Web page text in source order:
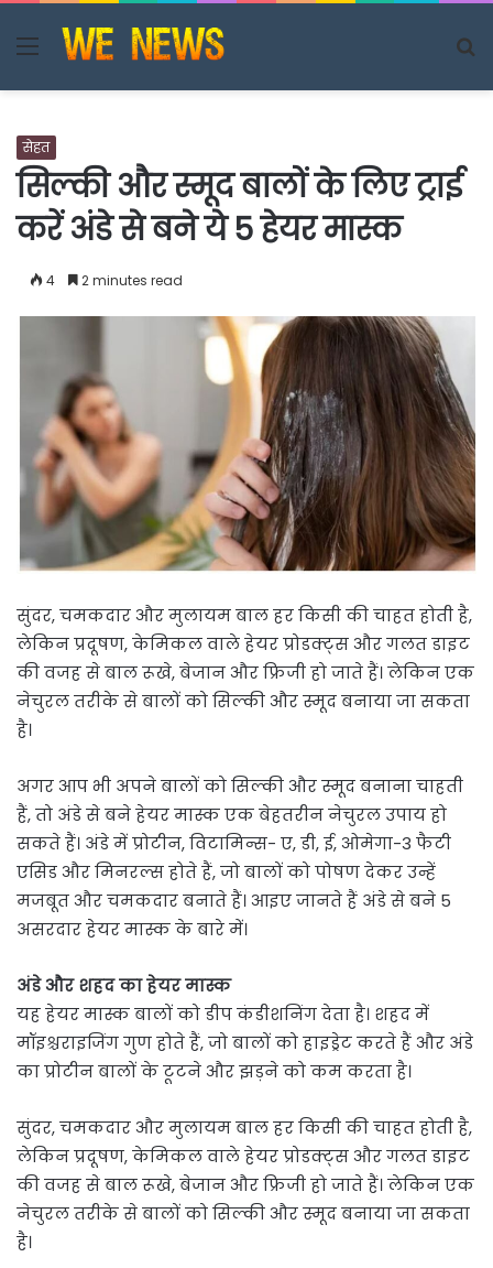
Menu
सेहत
सिल्की और स्मूद बालों के लिए ट्राई
करें अंडे से बने ये 5 हेयर मास्क
4 2 minutes read
सुंदर, चमकदार और मुलायम बाल हर किसी की चाहत होती है,
लेकिन प्रदूषण, केमिकल वाले हेयर प्रोडक्ट्स और गलत डाइट
की वजह से बाल रूखे, बेजान और फ्रिजी हो जाते हैं। लेकिन एक
नेचुरल तरीके से बालों को सिल्की और स्मूद बनाया जा सकता
है।
अगर आप भी अपने बालों को सिल्की और स्मूद बनाना चाहती
हैं, तो अंडे से बने हेयर मास्क एक बेहतरीन नेचुरल उपाय हो
सकते हैं। अंडे में प्रोटीन, विटामिन्स- ए, डी, ई, ओमेगा-3 फैटी
एसिड और मिनरल्स होते हैं, जो बालों को पोषण देकर उन्हें
मजबूत और चमकदार बनाते हैं। आइए जानते हैं अंडे से बने 5
असरदार हेयर मास्क के बारे में।
अंडे और शहद का हेयर मास्क
यह हेयर मास्क बालों को डीप कंडीशनिंग देता है। शहद में
मॉइश्चराइजिंग गुण होते हैं, जो बालों को हाइड्रेट करते हैं और अंडे
का प्रोटीन बालों के टूटने और झड़ने को कम करता है।
सुंदर, चमकदार और मुलायम बाल हर किसी की चाहत होती है,
लेकिन प्रदूषण, केमिकल वाले हेयर प्रोडक्ट्स और गलत डाइट
की वजह से बाल रूखे, बेजान और फ्रिजी हो जाते हैं। लेकिन एक
नेचुरल तरीके से बालों को सिल्की और स्मूद बनाया जा सकता
है।